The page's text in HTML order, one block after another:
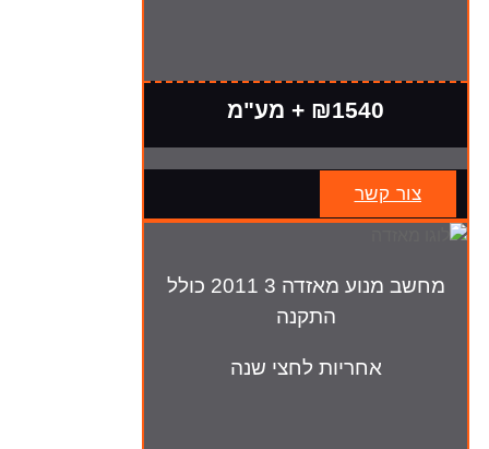
₪1540 + מע"מ
צור קשר
מחשב מנוע מאזדה 3 2011 כולל
התקנה
אחריות לחצי שנה